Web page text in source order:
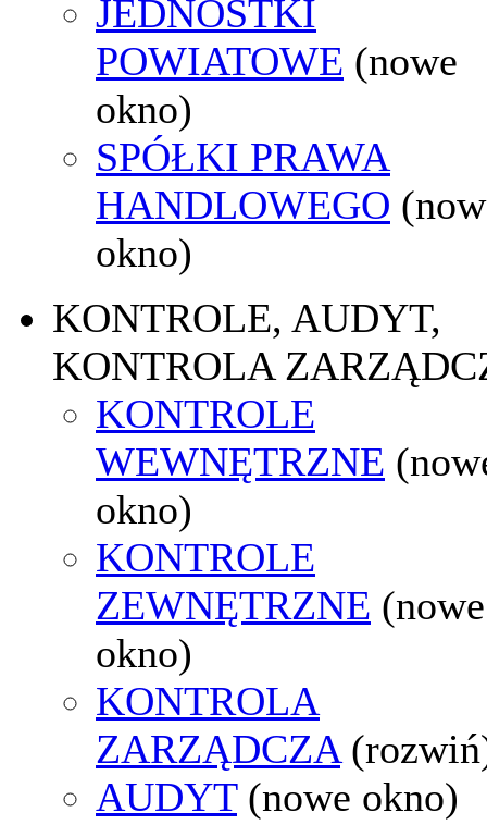
JEDNOSTKI
POWIATOWE (nowe
okno)
SPÓŁKI PRAWA
HANDLOWEGO
okno)
KONTROLE, AUDYT,
KONTROLA
KONTROLE
WEWNĘTRZNE
okno)
KONTROLE
ZEWNĘTRZNE (nowe
okno)
KONTROLA
ZARZĄDCZA
AUDYT (nowe okno)